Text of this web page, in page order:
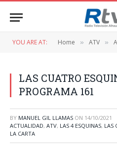
YOU ARE AT: Home » ATV »
LAS CUATRO
PROGRAMA 161
BY MANUEL GIL LLAMAS ON 14/10/2021
ACTUALIDAD, ATV, LAS 4 ESQUINAS, LAS
LA CARTA